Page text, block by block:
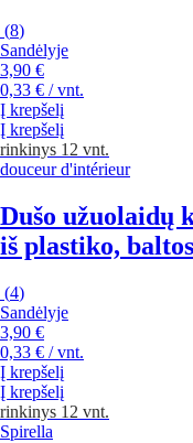
(8)
Sandėlyje
3,90 €
0,33 € / vnt.
Į krepšelį
Į krepšelį
rinkinys 12 vnt.
douceur d'intérieur
Dušo užuolaidų
iš plastiko,
(4)
Sandėlyje
3,90 €
0,33 € / vnt.
Į krepšelį
Į krepšelį
rinkinys 12 vnt.
Spirella